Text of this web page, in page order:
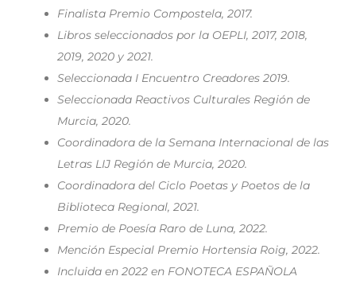
Finalista Premio Compostela, 2017.
Libros seleccionados por la OEPLI, 2017, 2018,
2019, 2020 y 2021.
Seleccionada I Encuentro Creadores 2019.
Seleccionada Reactivos Culturales Región de
Murcia, 2020.
Coordinadora de la Semana Internacional de las
Letras LIJ Región de Murcia, 2020.
Coordinadora del Ciclo Poetas y Poetos de la
Biblioteca Regional, 2021.
Premio de Poesía Raro de Luna, 2022.
Mención Especial Premio Hortensia Roig, 2022.
Incluida en 2022 en FONOTECA ESPAÑOLA